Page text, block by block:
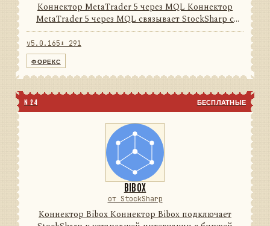
Коннектор MetaTrader 5 через MQL Коннектор
MetaTrader 5 через MQL связывает StockSharp с
терминалом MetaTrader 5 через поставляемый
MQL-эксперт и локальный нативный/FIX-мост. Он
v5.0.165 ⬇ 291
ФОРЕКС
N 24 БЕСПЛАТНЫЕ
BIBOX
от StockSharp
Коннектор Bibox Коннектор Bibox подключает